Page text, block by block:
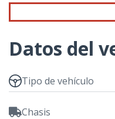
Datos del
Tipo de vehículo
Chasis